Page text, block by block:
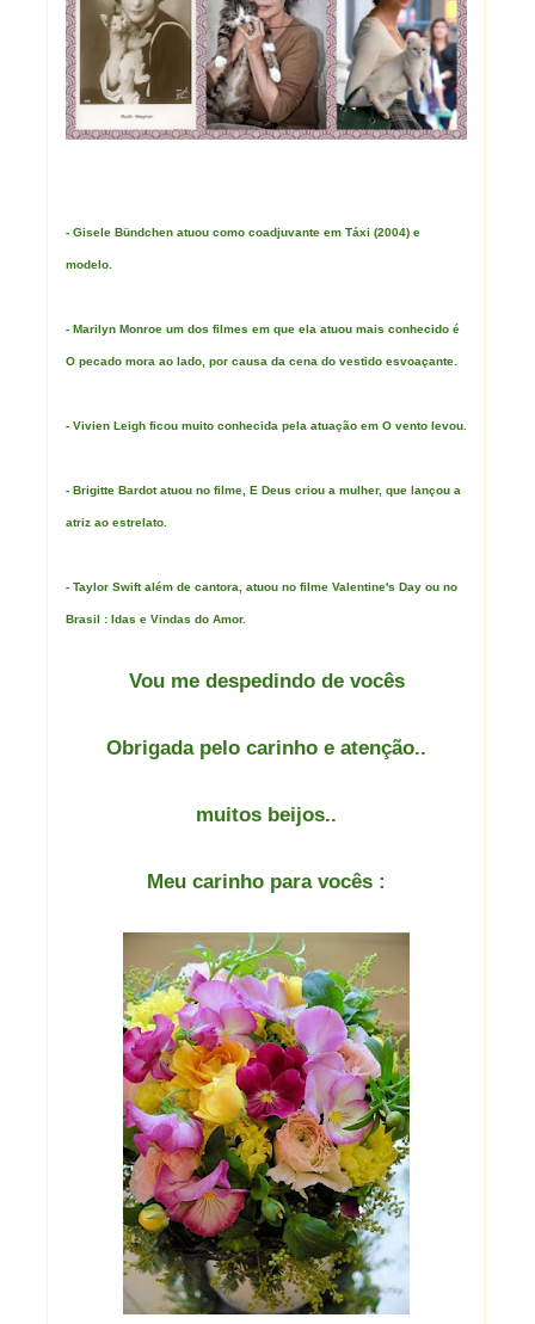
- Gisele Bündchen atuou como coadjuvante em Táxi (2004) e
modelo.
- Marilyn Monroe um dos filmes em que ela atuou mais conhecido é
O pecado mora ao lado, por causa da cena do vestido esvoaçante.
- Vivien Leigh ficou muito conhecida pela atuação em O vento levou.
- Brigitte Bardot atuou no filme, E Deus criou a mulher, que lançou a
atriz ao estrelato.
- Taylor Swift além de cantora, atuou no filme Valentine's Day ou no
Brasil : Idas e Vindas do Amor.
Vou me despedindo de vocês
Obrigada pelo carinho e atenção..
muitos beijos..
Meu carinho para vocês :